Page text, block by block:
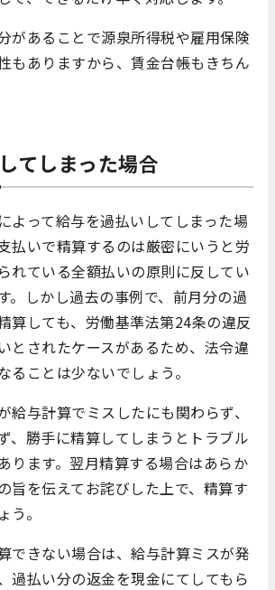
があることで源泉所得税や雇用保険
もありますから、賃金台帳もきちん
てしまった場合
よって給与を過払いしてしまった場
払いで精算するのは厳密にいうと労
れている全額払いの原則に反してい
。しかし過去の事例で、前月分の過
算しても、労働基準法第24条の違反
とされたケースがあるため、法令違
ることは少ないでしょう。
給与計算でミスしたにも関わらず、
、勝手に精算してしまうとトラブル
ります。翌月精算する場合はあらか
旨を伝えてお詫びした上で、精算す
う。
できない場合は、給与計算ミスが発
過払い分の返金を現金にてしてもら